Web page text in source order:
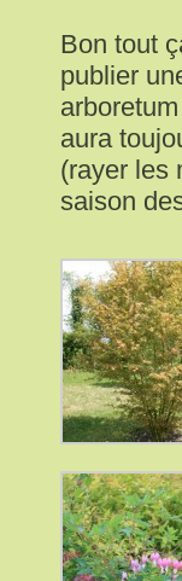
Bon tout
publier
aura
(rayer les
saison